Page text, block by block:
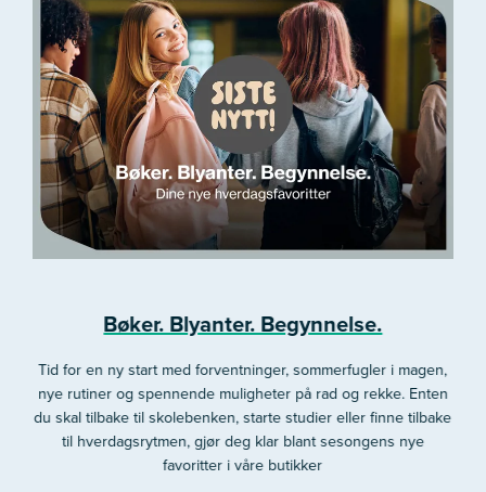
Bøker. Blyanter. Begynnelse.
Tid for en ny start med forventninger, sommerfugler i magen,
nye rutiner og spennende muligheter på rad og rekke. Enten
du skal tilbake til skolebenken, starte studier eller finne tilbake
til hverdagsrytmen, gjør deg klar blant sesongens nye
favoritter i våre butikker